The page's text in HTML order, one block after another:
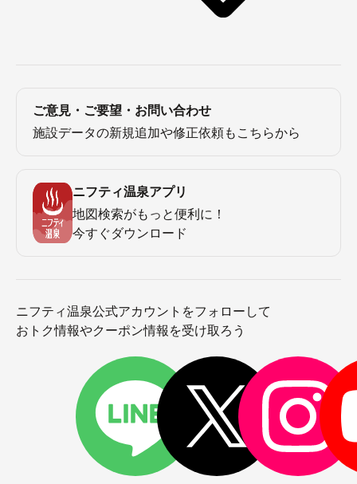
ご意見・ご要望・お問い合わせ
施設データの新規追加や修正依頼もこちらから
ニフティ温泉アプリ
地図検索がもっと便利に！
今すぐダウンロード
ニフティ温泉公式アカウントをフォローして
おトク情報やクーポン情報を受け取ろう